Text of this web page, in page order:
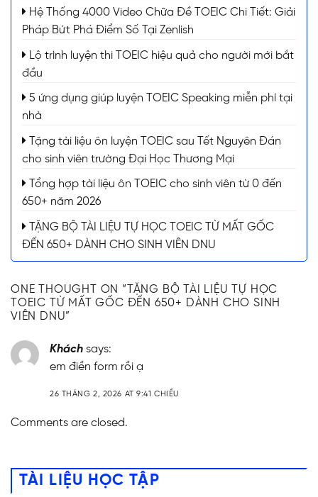
Hệ Thống 4000 Video Chữa Đề TOEIC Chi Tiết: Giải
Pháp Bứt Phá Điểm Số Tại Zenlish
Lộ trình luyện thi TOEIC hiệu quả cho người mới bắt
đầu
5 ứng dụng giúp luyện TOEIC Speaking miễn phí tại
nhà
Tặng tài liệu ôn luyện TOEIC sau Tết Nguyên Đán
cho sinh viên trường Đại Học Thương Mại
Tổng hợp tài liệu ôn TOEIC cho sinh viên từ 0 đến
650+ năm 2026
TẶNG BỘ TÀI LIỆU TỰ HỌC TOEIC TỪ MẤT GỐC
ĐẾN 650+ DÀNH CHO SINH VIÊN DNU
ONE THOUGHT ON “
TẶNG BỘ TÀI LIỆU TỰ HỌC
TOEIC TỪ MẤT GỐC ĐẾN 650+ DÀNH CHO SINH
VIÊN DNU”
Khách says:
em điền form rồi ạ
26 THÁNG 2, 2026 AT 9:41 CHIỀU
Comments are closed.
TÀI LIỆU HỌC TẬP